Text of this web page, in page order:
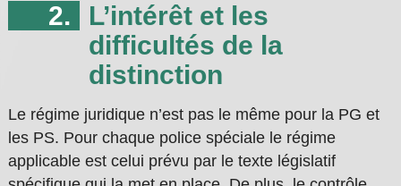
L’intérêt et les
difficultés de la
distinction
Le régime juridique n’est pas le même pour la PG et
les PS. Pour chaque police spéciale le régime
applicable est celui prévu par le texte législatif